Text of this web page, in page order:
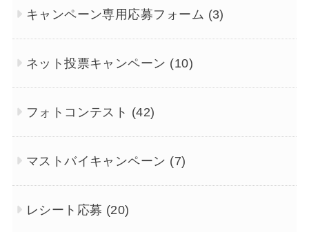
キャンペーン専用応募フォーム (3)
ネット投票キャンペーン (10)
フォトコンテスト (42)
マストバイキャンペーン (7)
レシート応募 (20)